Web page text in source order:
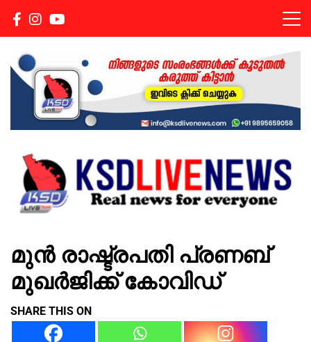
KSDLIVENEWS
മുന്‍ രാഷ്ട്രപതി പ്രണബ്
മുഖര്‍ജിക്ക് കോവിഡ്
SHARE THIS ON